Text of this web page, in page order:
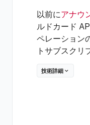
以前にアナウ
ルドカード
ペレーション
トサブスクリ
技術詳細